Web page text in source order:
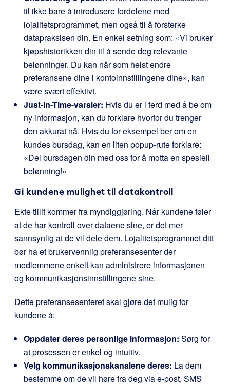
til ikke bare å introdusere fordelene med
lojalitetsprogrammet, men også til å forsterke
datapraksisen din. En enkel setning som: «Vi bruker
kjøpshistorikken din til å sende deg relevante
belønninger. Du kan når som helst endre
preferansene dine i kontoinnstillingene dine», kan
være svært effektivt.
Just-in-Time-varsler: Hvis du er i ferd med å be om
ny informasjon, kan du forklare hvorfor du trenger
den akkurat nå. Hvis du for eksempel ber om en
kundes bursdag, kan en liten popup-rute forklare:
«Del bursdagen din med oss for å motta en spesiell
belønning!»
Gi kundene mulighet til datakontroll
Ekte tillit kommer fra myndiggjøring. Når kundene føler
at de har kontroll over dataene sine, er det mer
sannsynlig at de vil dele dem. Lojalitetsprogrammet ditt
bør ha et brukervennlig preferansesenter der
medlemmene enkelt kan administrere informasjonen
og kommunikasjonsinnstillingene sine.
Dette preferansesenteret skal gjøre det mulig for
kundene å:
Oppdater deres personlige informasjon: Sørg for
at prosessen er enkel og intuitiv.
Velg kommunikasjonskanalene deres: La dem
bestemme om de vil høre fra deg via e-post, SMS